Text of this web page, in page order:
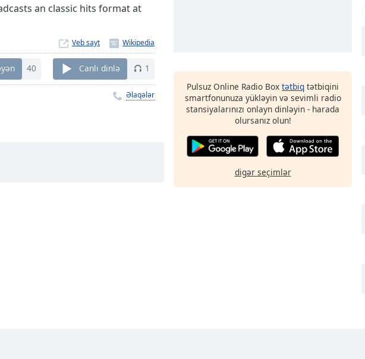
an classic hits format at
Veb sayt
40 Canlı dinlə 1
Əlaqələr
Pulsuz Online Radio Box tətbiq tətbiqini
smartfonunuza yükləyin və sevimli radio
stansiyalarınızı onlayn dinləyin - harada
olursanız olun!
digər seçimlər